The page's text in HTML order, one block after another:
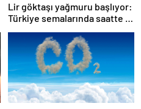
Lir göktaşı yağmuru başlıyor:
Türkiye semalarında saatte 15
yıldız kayması görülebilecek